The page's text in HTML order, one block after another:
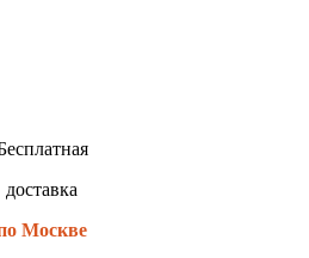
доставка
Москве